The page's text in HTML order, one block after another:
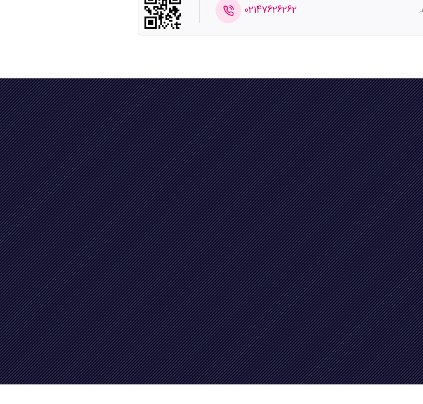
02147626262